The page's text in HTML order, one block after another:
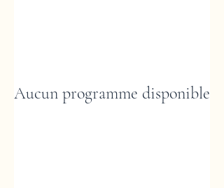
Aucun programme disponible